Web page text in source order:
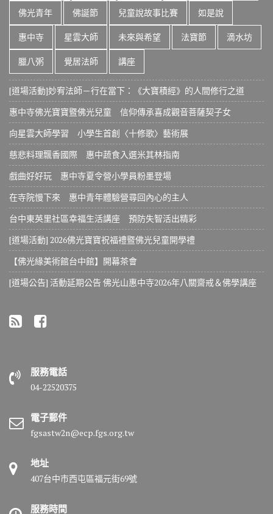
佛光青年 佛誕節 兒童說故事比賽 如是說
惠中寺 星雲大師 未來與希望 法寶節 滴水坊
臘八粥 覺居法師 講座
[道場活動]妙宥法師－行在當下：《大寶積經》的人間修行之道
惠中寺佛光寶寶暨佛光兒童 信仰傳承喜成觀音菩薩契子女
向星雲大師學習 小學生首創〈十修歌〉藝術展
慈悲料理飄香國際 惠中蔬食入選米其林指南
戲曲好好玩 惠中寺夏令營小學員粉墨登場
在寺院慢下來 惠中青年體驗營尋回內心的主人
台中東英里社區幸福生活講座 預防失智活出精彩
[道場活動] 2026佛光寶寶祝福禮暨佛光兒童開學禮
【佛光緣美術館台中館】開幕茶會
[道場公告] 活動延期公告 佛光山惠中寺2026年八關齋戒＆佛學講座
服務電話
04-22520375
電子郵件
fgsastw2n@ecp.fgs.org.tw
地址
407台中市西屯區福元街69號
服務時間